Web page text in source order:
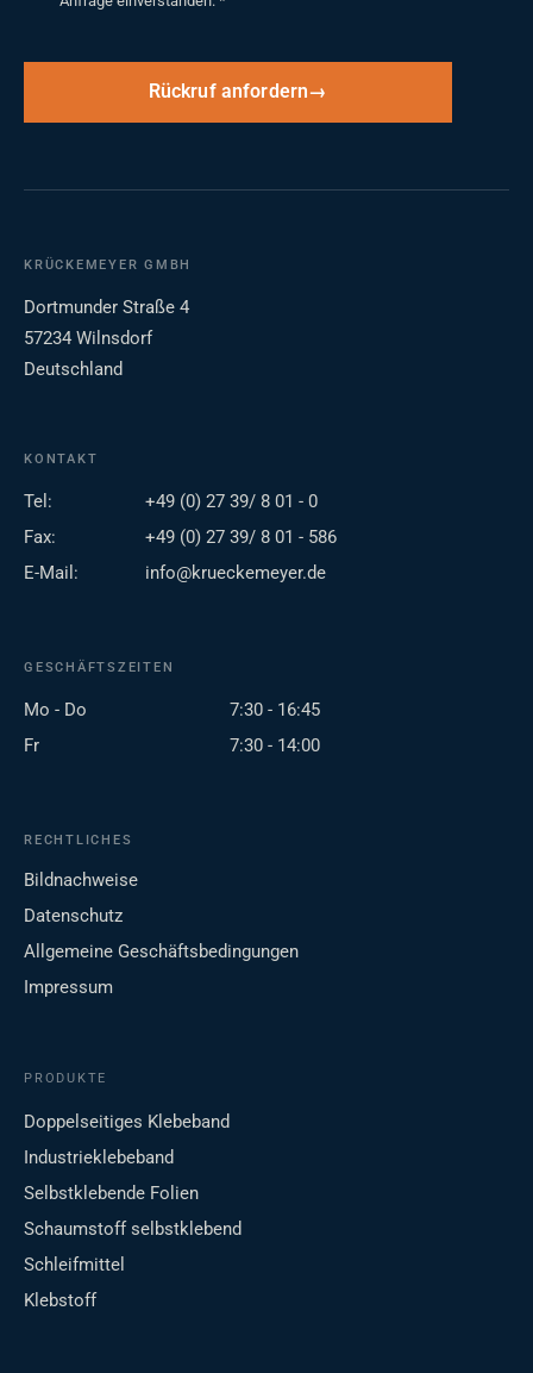
Rückruf anfordern
KRÜCKEMEYER GMBH
Dortmunder Straße 4
57234 Wilnsdorf
Deutschland
KONTAKT
Tel:
+49 (0) 27 39/ 8 01 - 0
Fax:
+49 (0) 27 39/ 8 01 - 586
E-Mail:
info@krueckemeyer.de
GESCHÄFTSZEITEN
Mo - Do
7:30 - 16:45
Fr
7:30 - 14:00
RECHTLICHES
Bildnachweise
Datenschutz
Allgemeine Geschäftsbedingungen
Impressum
PRODUKTE
Doppelseitiges Klebeband
Industrieklebeband
Selbstklebende Folien
Schaumstoff selbstklebend
Schleifmittel
Klebstoff